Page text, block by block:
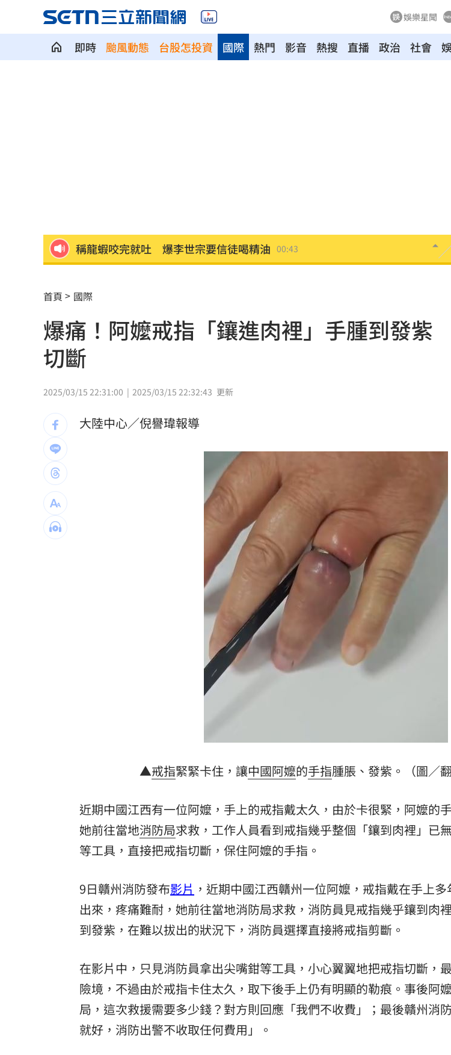
娛樂星聞
即時 颱風動態 台股怎投資 熱門 影音 熱搜 直播 政治 社會
國際
稱龍蝦咬完就吐 爆李世宗要信徒喝精油 00:43
一張百萬太貴！他公開高價股買法：賺30萬
獨／海外遊學增強外語 台人夯英、美、加 00:31
長尾獼猴失控狂襲居民！官方追查異常原因
伊波拉失控！專家憂病毒恐已突變
飲料空盒找嘸地方丟 騎車咬著遭攔查槓警
白海豚颱風擺盪逼近！雨到「這時」才趨緩
最遺憾童年記憶空白 禹菡：當年真不懂事 00:12
每股配12.8元的它 Ｑ2營收曝光 00:00
連續2場安打！ 林安可掃二壘打貢獻1打點 23:59
歐洲避暑天堂失守！地中海熱到像溫泉 23:53
3歲米格魯偷吃軟糖 被催吐後好有戲 23:48
獨／北勢棒球隊穿破鞋拚冠軍 台僑看哭了
15:27
商場戰國來臨 台中「頂奢大道」逐漸成形 12:00
台彩父親節推新刮刮樂千萬頭獎超「爸」氣 12:00
「拍片人的多重宇宙」職涯論壇9/12登場！ 10:30
8國球員齊聚高雄 Formosa 7s掀足球熱潮 10:00
理想混蛋號召粉絲跨海追星吃美食！ 18:15
首頁 國際
爆痛！阿嬤戒指「鑲進肉裡」手腫到發
切斷
2025/03/15 22:31:00 2025/03/15 22:32:43 更新
大陸中心／倪譽瑋報導
▲戒指緊緊卡住，讓中國阿嬤的手指腫脹、發紫。（圖／
近期中國江西有一位阿嬤，手上的戒指戴太久，由於卡很緊，阿嬤的
她前往當地消防局求救，工作人員看到戒指幾乎整個「鑲到肉裡」已
等工具，直接把戒指切斷，保住阿嬤的手指。
9日贛州消防發布影片 ，近期中國江西贛州一位阿嬤，戒指戴在手上
出來，疼痛難耐，她前往當地消防局求救，消防員見戒指幾乎鑲到肉
到發紫，在難以拔出的狀況下，消防員選擇直接將戒指剪斷。
在影片中，只見消防員拿出尖嘴鉗等工具，小心翼翼地把戒指切斷，
險境，不過由於戒指卡住太久，取下後手上仍有明顯的勒痕。事後阿
局，這次救援需要多少錢？對方則回應「我們不收費」；最後贛州消
就好，消防出警不收取任何費用」。